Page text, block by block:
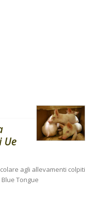
Ue
agli allevamenti colpiti
Tongue